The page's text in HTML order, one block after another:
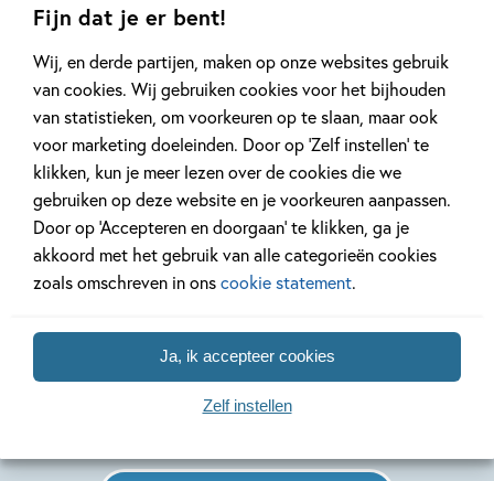
Fijn dat je er bent!
Wij, en derde partijen, maken op onze websites gebruik
van cookies. Wij gebruiken cookies voor het bijhouden
van statistieken, om voorkeuren op te slaan, maar ook
voor marketing doeleinden. Door op ‘Zelf instellen’ te
klikken, kun je meer lezen over de cookies die we
gebruiken op deze website en je voorkeuren aanpassen.
Door op ‘Accepteren en doorgaan’ te klikken, ga je
akkoord met het gebruik van alle categorieën cookies
zoals omschreven in onscookie statement.
Ja, ik accepteer cookies
Zelf instellen
Leren lezen AVI
Sam Verhoeven, Nick
10,99
Hardcover
Leren lezen AVI
het bos
Aag Vernelen, Marijke
Klompmaker
10,99
Hardcover
Mandy Pijl,